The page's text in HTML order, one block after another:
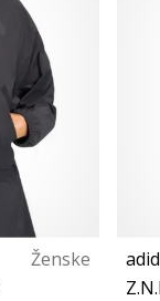
Ženske